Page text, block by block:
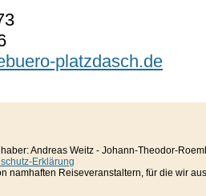
platzdasch.de
Andreas Weitz - Johann-Theodor-
Erklärung
namhaften Reiseveranstaltern, für die wir